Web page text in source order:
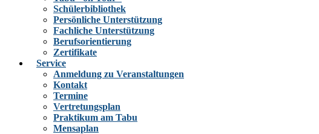
Schülerbibliothek
Persönliche Unterstützung
Fachliche Unterstützung
Berufsorientierung
Zertifikate
Service
Anmeldung zu Veranstaltungen
Kontakt
Termine
Vertretungsplan
Praktikum am Tabu
Mensaplan